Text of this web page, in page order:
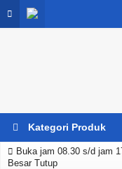
Kategori Produk
Buka jam 08.30 s/d jam
Besar Tutup